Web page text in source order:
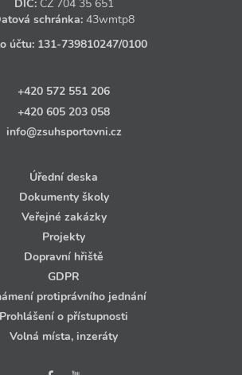
DIČ: CZ 704 35 651
schránka: 43wmtp8
účtu: 131‑739810247/0100
+420 572 551 206
+420 605 203 058
info@zsuhsportovni.cz
Úřední deska
Dokumenty školy
Veřejné zakázky
Projekty
Dopravní hřiště
GDPR
protiprávního jednání
Prohlášení o přístupnosti
Volná místa, inzeráty